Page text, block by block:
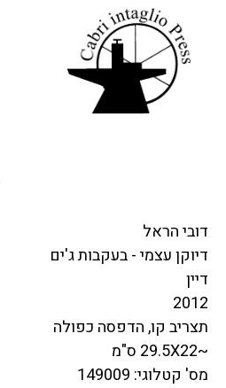
דובי הראל
דיוקן עצמי - בעקבות ג'ים
דיין
2012
תצריב קו, הדפסה כפולה
~29.5X22 ס"מ
מס' קטלוגי: 149009